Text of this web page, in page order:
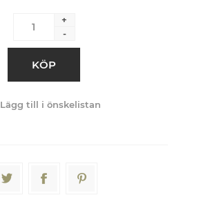
+
-
KÖP
Lägg till i önskelistan